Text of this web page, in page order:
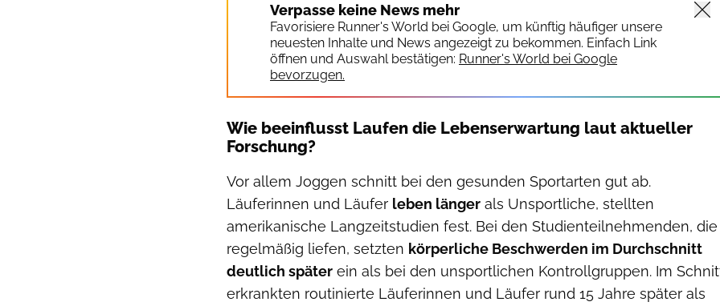
Verpasse keine News mehr
Favorisiere Runner's World bei Google, um künftig häufiger unsere
neuesten Inhalte und News angezeigt zu bekommen. Einfach Link
öffnen und Auswahl bestätigen: Runner's World bei Google
bevorzugen.
Wie beeinflusst Laufen die Lebenserwartung laut aktueller
Forschung?
Vor allem Joggen schnitt bei den gesunden Sportarten gut ab.
Läuferinnen und Läufer leben länger als Unsportliche, stellten
amerikanische Langzeitstudien fest. Bei den Studienteilnehmenden, die
regelmäßig liefen, setzten körperliche Beschwerden im Durchschnitt
deutlich später ein als bei den unsportlichen Kontrollgruppen. Im
erkrankten routinierte Läuferinnen und Läufer rund 15 Jahre später als